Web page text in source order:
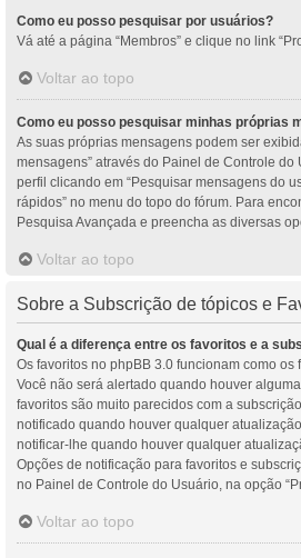
Como eu posso pesquisar por usuários?
Vá até a página “Membros” e clique no link
Voltar ao topo
Como eu posso pesquisar minhas próprias
As suas próprias mensagens podem ser
mensagens” através do Painel de Controle
perfil clicando em “Pesquisar mensagens do
rápidos” no menu do topo do fórum. Para
Pesquisa Avançada e preencha as diversas
Voltar ao topo
Sobre a Subscrição de tópicos e
Qual é a diferença entre os favoritos e a
Os favoritos no phpBB 3.0 funcionam como os
Você não será alertado quando houver
favoritos são muito parecidos com a
notificado quando houver qualquer
notificar-lhe quando houver qualquer
Opções de notificação para favoritos e
no Painel de Controle do Usuário, na opção
Voltar ao topo